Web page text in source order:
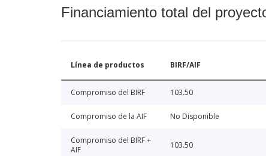
Financiamiento total del
Línea de productos BIRF/AIF
Compromiso del BIRF 103.50
Compromiso de la AIF No Disponible
Compromiso del BIRF +
AIF
103.50